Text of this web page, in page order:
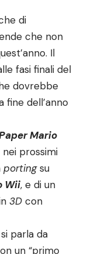
di
che non
Il
fasi finali del
dovrebbe
dell’anno
Mario
prossimi
portingsu
Wii, e di un
3D con
parla da
un “primo